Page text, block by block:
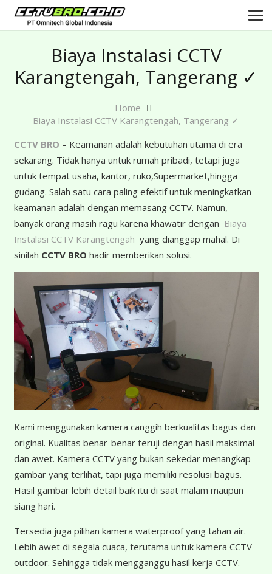
Biaya Instalasi CCTV
Karangtengah, Tangerang ✓
Home
Biaya Instalasi CCTV Karangtengah, Tangerang ✓
CCTV BRO – Keamanan adalah kebutuhan utama di era
sekarang. Tidak hanya untuk rumah pribadi, tetapi juga
untuk tempat usaha, kantor, ruko,Supermarket,hingga
gudang. Salah satu cara paling efektif untuk meningkatkan
keamanan adalah dengan memasang CCTV. Namun,
banyak orang masih ragu karena khawatir dengan Biaya
Instalasi CCTV Karangtengah yang dianggap mahal. Di
sinilah CCTV BRO hadir memberikan solusi.
Kami menggunakan kamera canggih berkualitas bagus dan
original. Kualitas benar-benar teruji dengan hasil maksimal
dan awet. Kamera CCTV yang bukan sekedar menangkap
gambar yang terlihat, tapi juga memiliki resolusi bagus.
Hasil gambar lebih detail baik itu di saat malam maupun
siang hari.
Tersedia juga pilihan kamera waterproof yang tahan air.
Lebih awet di segala cuaca, terutama untuk kamera CCTV
outdoor. Sehingga tidak mengganggu hasil kerja CCTV.